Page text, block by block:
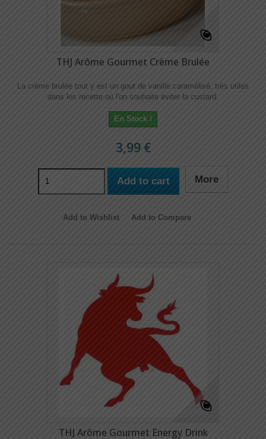
THJ Arôme Gourmet Crème Brulée
La crème brulée tout y est un gout de vanille caramélisé, très utiles
dans les recette où l'on souhaite éviter la custard.
En Stock !
3,99 €
Add to cart More
Add to Wishlist Add to Compare
THJ Arôme Gourmet Energy Drink